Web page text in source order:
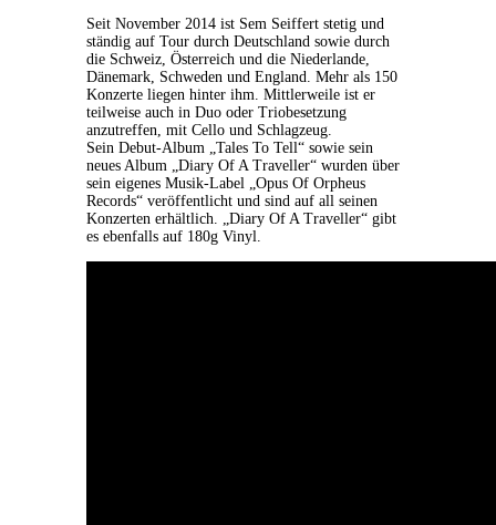
Seit November 2014 ist Sem Seiffert stetig und
ständig auf Tour durch Deutschland sowie durch
die Schweiz, Österreich und die Niederlande,
Dänemark, Schweden und England. Mehr als 150
Konzerte liegen hinter ihm. Mittlerweile ist er
teilweise auch in Duo oder Triobesetzung
anzutreffen, mit Cello und Schlagzeug.
Sein Debut-Album „Tales To Tell“ sowie sein
neues Album „Diary Of A Traveller“ wurden über
sein eigenes Musik-Label „Opus Of Orpheus
Records“ veröffentlicht und sind auf all seinen
Konzerten erhältlich. „Diary Of A Traveller“ gibt
es ebenfalls auf 180g Vinyl.